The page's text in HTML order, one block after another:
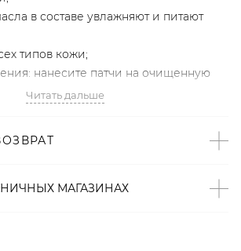
в составе увлажняют и питают
типов кожи;
нанесите патчи на очищенную
оставьте на 30 минут, затем
средства по уходу за лицом,
Читать дальше
МАГАЗИНАХ